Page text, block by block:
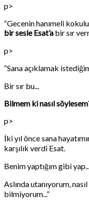
p>
“Gecenin hanımeli
bir sesle Esat’a bir sır
p>
“Sana açıklamak
Bir sır bu...
Bilmem ki nasıl
p>
İki yıl önce sana
karşılık verdi Esat.
Benim yaptığım gibi
Aslında utanıyorum,
bilmiyorum...”